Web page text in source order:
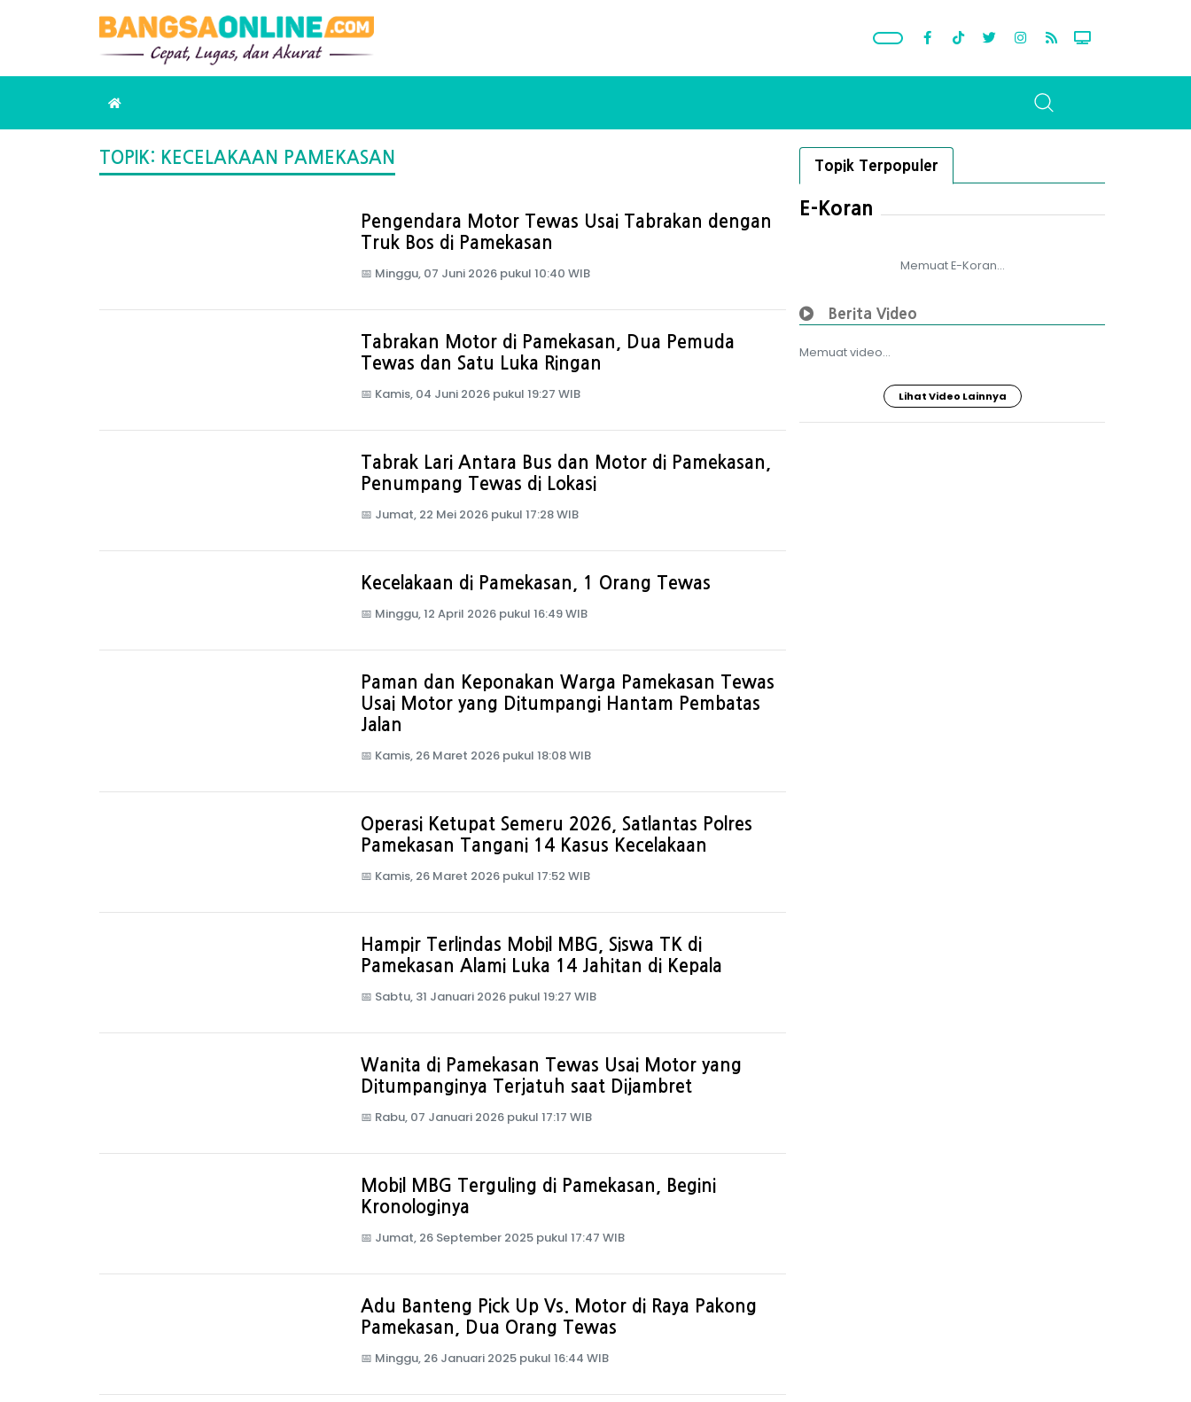
TOPIK: KECELAKAAN PAMEKASAN
Pengendara Motor Tewas Usai Tabrakan dengan
Truk Bos di Pamekasan
📅 Minggu, 07 Juni 2026 pukul 10:40 WIB
Tabrakan Motor di Pamekasan, Dua Pemuda
Tewas dan Satu Luka Ringan
📅 Kamis, 04 Juni 2026 pukul 19:27 WIB
Tabrak Lari Antara Bus dan Motor di Pamekasan,
Penumpang Tewas di Lokasi
📅 Jumat, 22 Mei 2026 pukul 17:28 WIB
Kecelakaan di Pamekasan, 1 Orang Tewas
📅 Minggu, 12 April 2026 pukul 16:49 WIB
Paman dan Keponakan Warga Pamekasan Tewas
Usai Motor yang Ditumpangi Hantam Pembatas
Jalan
📅 Kamis, 26 Maret 2026 pukul 18:08 WIB
Operasi Ketupat Semeru 2026, Satlantas Polres
Pamekasan Tangani 14 Kasus Kecelakaan
📅 Kamis, 26 Maret 2026 pukul 17:52 WIB
Hampir Terlindas Mobil MBG, Siswa TK di
Pamekasan Alami Luka 14 Jahitan di Kepala
📅 Sabtu, 31 Januari 2026 pukul 19:27 WIB
Wanita di Pamekasan Tewas Usai Motor yang
Ditumpanginya Terjatuh saat Dijambret
📅 Rabu, 07 Januari 2026 pukul 17:17 WIB
Mobil MBG Terguling di Pamekasan, Begini
Kronologinya
📅 Jumat, 26 September 2025 pukul 17:47 WIB
Adu Banteng Pick Up Vs. Motor di Raya Pakong
Pamekasan, Dua Orang Tewas
📅 Minggu, 26 Januari 2025 pukul 16:44 WIB
Topik Terpopuler
E-Koran
Memuat E-Koran...
Berita Video
Memuat video...
Lihat Video Lainnya